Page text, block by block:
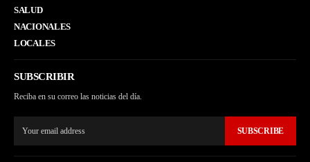
SALUD
NACIONALES
LOCALES
SUBSCRIBIR
Reciba en su correo las noticias del día.
SUBSCRIBE